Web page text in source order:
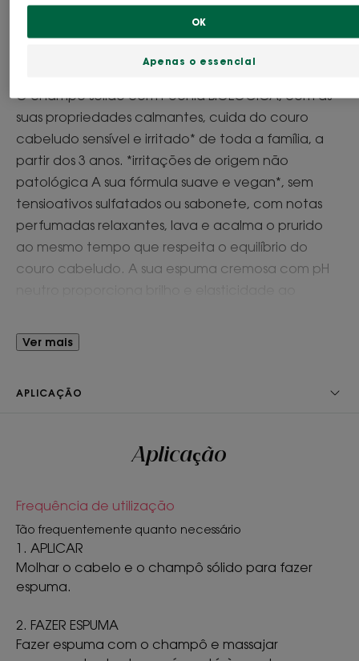
Calmante
O champô sólido com Peónia BIOLÓGICA, com as
suas propriedades calmantes, cuida do couro
cabeludo sensível e irritado* de toda a família, a
partir dos 3 anos. *irritações de origem não
patológica A sua fórmula suave e vegan*, sem
tensioativos sulfatados ou sabonete, com notas
perfumadas relaxantes, lava e acalma o prurido
ao mesmo tempo que respeita o equilíbrio do
couro cabeludo. A sua espuma cremosa com pH
couro cabeludo com tendência a desconforto.
Económico, prático e com tamanho de viagem, o
200 ml**. Um equilíbrio perfeito entre eficácia e
ALGUMAS PALAVRAS DO NOSSO
ESPECIALISTA
O formato sólido perfeito para
proteger eficazmente o couro
Ver mais
APLICAÇÃO
Aplicação
Frequência de utilização
Tão frequentemente quanto necessário
1. APLICAR
Molhar o cabelo e o champô sólido para fazer
espuma.
2. FAZER ESPUMA
Fazer espuma com o champô e massajar
Apenas o essencial
OK